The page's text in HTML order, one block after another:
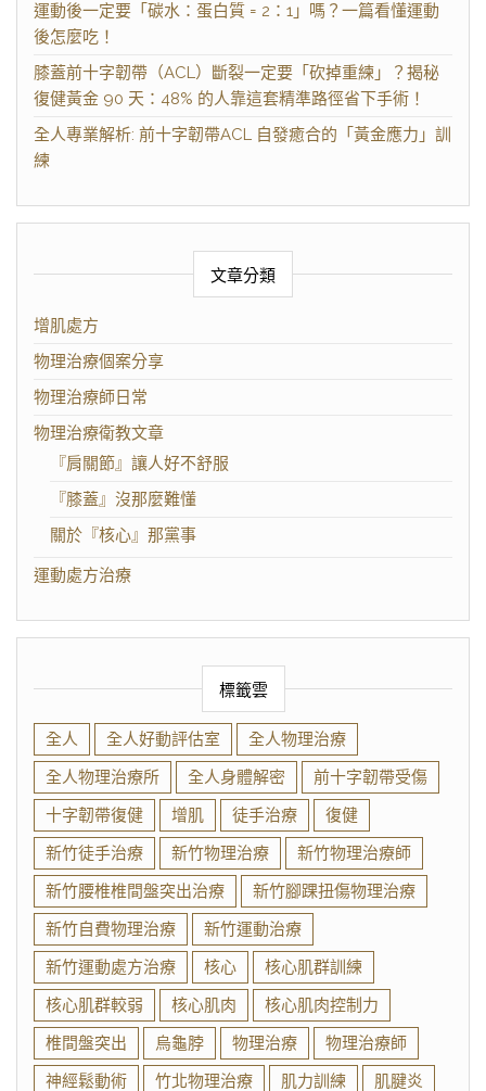
運動後一定要「碳水：蛋白質 = 2：1」嗎？一篇看懂運動
後怎麼吃！
膝蓋前十字韌帶（ACL）斷裂一定要「砍掉重練」？揭秘
復健黃金 90 天：48% 的人靠這套精準路徑省下手術！
全人專業解析: 前十字韌帶ACL 自發癒合的「黃金應力」訓
練
文章分類
增肌處方
物理治療個案分享
物理治療師日常
物理治療衛教文章
『肩關節』讓人好不舒服
『膝蓋』沒那麼難懂
關於『核心』那黨事
運動處方治療
標籤雲
全人 全人好動評估室
全人物理治療
全人物理治療所
全人身體解密
前十字韌帶受傷
十字韌帶復健
增肌 徒手治療
復健
新竹徒手治療
新竹物理治療
新竹物理治療師
新竹腰椎椎間盤突出治療
新竹腳踝扭傷物理治療
新竹自費物理治療
新竹運動治療
新竹運動處方治療
核心
核心肌群訓練
核心肌群較弱
核心肌肉
核心肌肉控制力
椎間盤突出
烏龜脖 物理治療
物理治療師
神經鬆動術
竹北物理治療 肌力訓練 肌腱炎